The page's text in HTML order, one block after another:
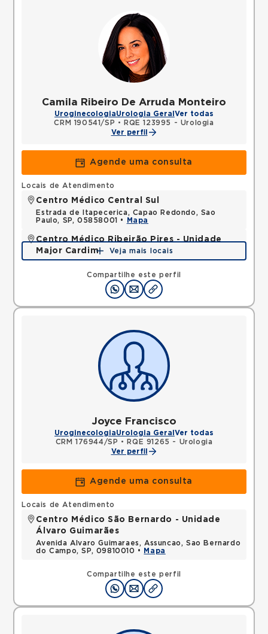
Camila Ribeiro De Arruda Monteiro
UroginecologiaUrologia Geral Ver todas
CRM 190541/SP •
RQE 123995 - Urologia
Ver perfil
Agende uma consulta
Compartilhe este perfil
Locais de Atendimento
Centro Médico Central Sul
Estrada de Itapecerica, Capao Redondo, Sao
Paulo, SP, 05858001 •
Mapa
Centro Médico Ribeirão Pires - Unidade
Major Cardim
Rua Major Cardim, Suissa, Ribeirao Pires, SP,
Mapa
Veja mais locais
Joyce Francisco
UroginecologiaUrologia Geral Ver todas
CRM 176944/SP •
RQE 91265 - Urologia
Ver perfil
Agende uma consulta
Compartilhe este perfil
Locais de Atendimento
Centro Médico São Bernardo - Unidade
Álvaro Guimarães
Avenida Alvaro Guimaraes, Assuncao, Sao Bernardo
do Campo, SP, 09810010 •
Mapa